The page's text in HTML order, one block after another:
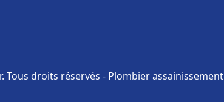
Tous droits réservés - Plombier assainissement